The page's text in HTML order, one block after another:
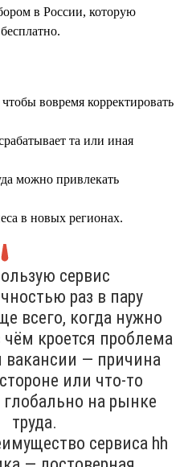
в России, которую
вовремя корректировать
та или иная
можно привлекать
в новых регионах.
сервис
раз в пару
всего, когда нужно
чём кроется проблема
вакансии — причина
или что-то
глобально на рынке
труда.
сервиса hh